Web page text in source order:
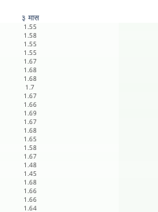
1.55
1.58
1.55
1.55
1.67
1.68
1.68
1.7
1.67
1.66
1.69
1.67
1.68
1.65
1.58
1.67
1.48
1.45
1.68
1.66
1.66
1.64
३ मास